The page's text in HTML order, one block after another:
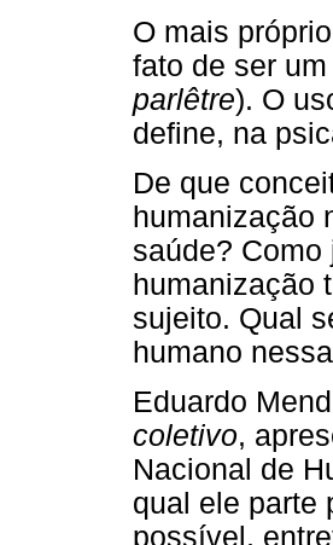
O mais
fato de ser
parlêtre). O
define, na
De que
humanização
saúde?
humanização
sujeito. Qual
humano
Eduardo
coletivo,
Nacional de
qual ele parte
possível,